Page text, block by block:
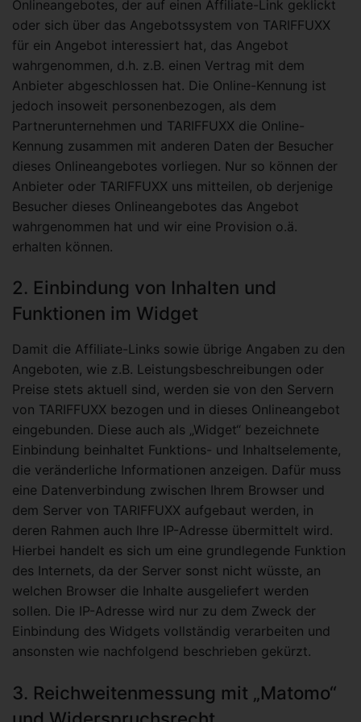
Onlineangebotes, der auf einen Affiliate-Link geklickt
oder sich über das Angebotssystem von TARIFFUXX
für ein Angebot interessiert hat, das Angebot
wahrgenommen, d.h. z.B. einen Vertrag mit dem
Anbieter abgeschlossen hat. Die Online-Kennung ist
jedoch insoweit personenbezogen, als dem
Partnerunternehmen und TARIFFUXX die Online-
Kennung zusammen mit anderen Daten der Besucher
dieses Onlineangebotes vorliegen. Nur so können der
Anbieter oder TARIFFUXX uns mitteilen, ob derjenige
Besucher dieses Onlineangebotes das Angebot
wahrgenommen hat und wir eine Provision o.ä.
erhalten können.
2. Einbindung von Inhalten und
Funktionen im Widget
Damit die Affiliate-Links sowie übrige Angaben zu den
Angeboten, wie z.B. Leistungsbeschreibungen oder
Preise stets aktuell sind, werden sie von den Servern
von TARIFFUXX bezogen und in dieses Onlineangebot
eingebunden. Diese auch als „Widget“ bezeichnete
Einbindung beinhaltet Funktions- und Inhaltselemente,
die veränderliche Informationen anzeigen. Dafür muss
eine Datenverbindung zwischen Ihrem Browser und
dem Server von TARIFFUXX aufgebaut werden, in
deren Rahmen auch Ihre IP-Adresse übermittelt wird.
Hierbei handelt es sich um eine grundlegende Funktion
des Internets, da der Server sonst nicht wüsste, an
welchen Browser die Inhalte ausgeliefert werden
sollen. Die IP-Adresse wird nur zu dem Zweck der
Einbindung des Widgets vollständig verarbeiten und
ansonsten wie nachfolgend beschrieben gekürzt.
3. Reichweitenmessung mit „Matomo“